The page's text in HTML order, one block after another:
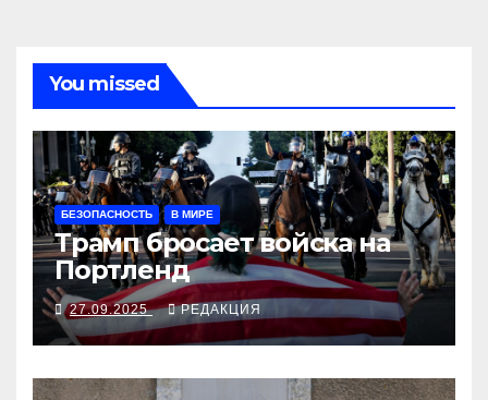
You missed
БЕЗОПАСНОСТЬ В МИРЕ
Трамп бросает войска на
Портленд
27.09.2025 РЕДАКЦИЯ